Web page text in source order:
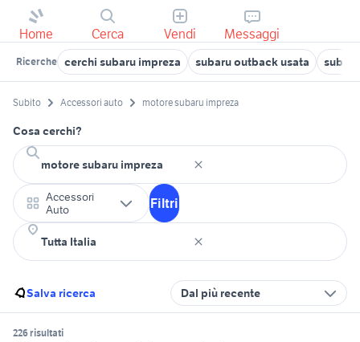
Home Cerca Vendi Messaggi
Ricerche cerchi subaru impreza subaru outback usata
Subito Accessori auto motore subaru impreza
Cosa cerchi?
Accessori
Auto
Filtri
Salva ricerca Dal più recente
226 risultati